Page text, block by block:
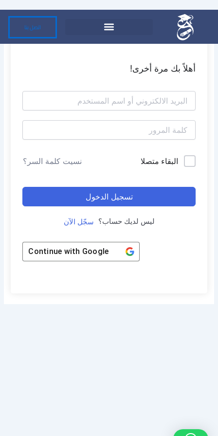
المحتوى
اتصل بنا
أهلاً بك مرة أخرى!
البقاء متصلا نسيت كلمة السر؟
تسجيل الدخول
ليس لديك حساب؟ سجّل الآن
Continue with Google